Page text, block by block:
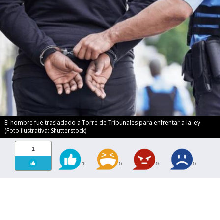
El hombre fue trasladado a Torre de Tribunales para enfrentar a la ley.
(Foto ilustrativa: Shutterstock)
1
1 0 0 0